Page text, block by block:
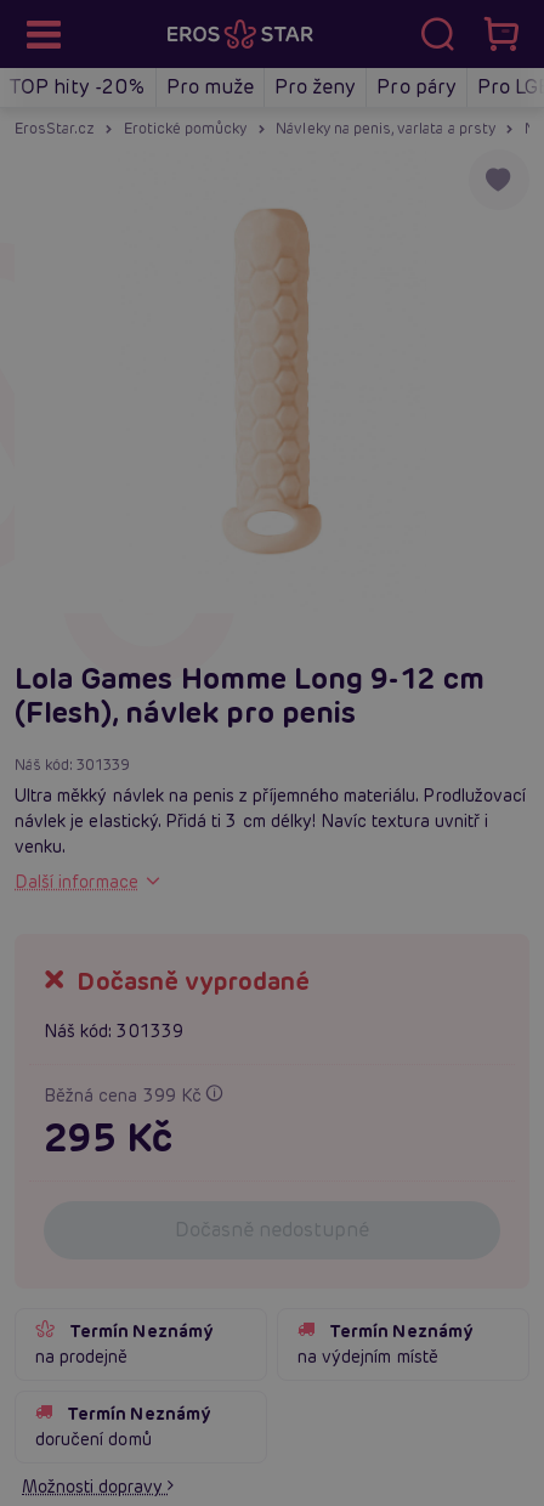
TOP hity -20% Pro muže Pro ženy Pro páry Pro
ErosStar.cz Erotické pomůcky Návleky na penis, varlata a prsty
Lola Games Homme Long 9-12 cm
(Flesh), návlek pro penis
Náš kód:301339
Ultra měkký návlek na penis z příjemného materiálu. Prodlužovací
návlek je elastický. Přidá ti 3 cm délky! Navíc textura uvnitř i
venku.
Další informace
Dočasně vyprodané
Náš kód: 301339
Běžná cena 399 Kč
295 Kč
Dočasně nedostupné
Termín Neznámý
na prodejně
Termín Neznámý
na výdejním místě
Termín Neznámý
doručení domů
Možnosti dopravy